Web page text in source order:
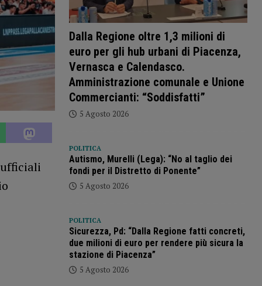
Dalla Regione oltre 1,3 milioni di
euro per gli hub urbani di Piacenza,
Vernasca e Calendasco.
Amministrazione comunale e Unione
Commercianti: “Soddisfatti”
5 Agosto 2026
POLITICA
Autismo, Murelli (Lega): “No al taglio dei
fondi per il Distretto di Ponente”
5 Agosto 2026
POLITICA
Sicurezza, Pd: “Dalla Regione fatti concreti,
due milioni di euro per rendere più sicura la
stazione di Piacenza”
5 Agosto 2026